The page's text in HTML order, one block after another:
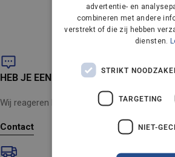
HEB JE EEN VRAAG?
Wij reageren binnen 24 uur (maandag tot
Contact
advertentie- en
combineren met andere
verstrekt of die zij hebben
diensten.
STRIKT
TARGETING
NIET-